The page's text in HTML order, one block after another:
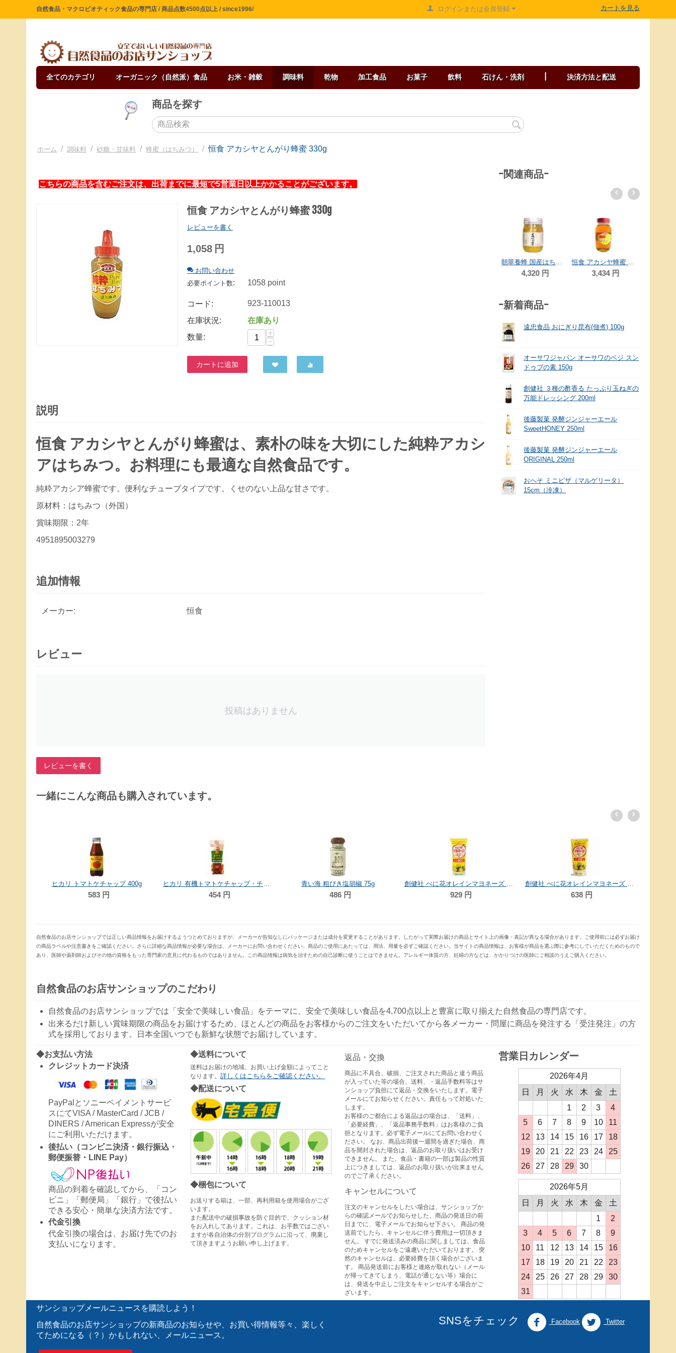
自然食品・マクロビオティック食品の専門店 / 商品点数4500点以上 / since1996/ ログインまたは会員登録 カートを見る
全てのカテゴリ オーガニック（自然派）食品 お米・雑穀 調味料 乾物 加工食品 お菓子 飲料 石けん・洗剤 決済方法と配送
商品を探す
ホーム / 調味料 / 砂糖・甘味料 / 蜂蜜（はちみつ） / 恒食 アカシヤとんがり蜂蜜 330g
こちらの商品を含むご注文は、出荷までに最短で5営業日以上かかることがございます。
恒食 アカシヤとんがり蜂蜜 330g
レビューを書く
1,058 円
お問い合わせ
必要ポイント数: 1058 point
コード:
923-110013
在庫状況:
在庫あり
数量:
+
−
カートに追加
説明
恒食 アカシヤとんがり蜂蜜は、素朴の味を大切にした純粋アカシ
アはちみつ。お料理にも最適な自然食品です。
純粋アカシア蜂蜜です。便利なチューブタイプです。くせのない上品な甘さです。
原材料：はちみつ（外国）
賞味期限：2年
4951895003279
追加情報
メーカー: 恒食
レビュー
投稿はありません
レビューを書く
-関連商品-
恒食 アカシヤ蜂蜜 1.2kg
3,434 円
4,300
-新着商品-
遠忠食品 おにぎり昆布(佃煮) 100g
オーサワジャパン オーサワのベジ スン
ドゥブの素 150g
創健社 ３種の酢香る たっぷり玉ねぎの
万能ドレッシング 200ml
後藤製菓 発酵ジンジャーエール
SweetHONEY 250ml
後藤製菓 発酵ジンジャーエール
ORIGINAL 250ml
おへそ ミニピザ（マルゲリータ）
15cm（冷凍）
一緒にこんな商品も購入されています。
454
青い海 粗びき塩胡椒 75g
486 929 638
ムソー 純正なたねサラダ油 600g
940
自然食品のお店サンショップでは正しい商品情報をお届けするようつとめておりますが、メーカーが告知なしにパッケージまたは成分を変更することがあります。したがって実際お届けの商品とサイト上の画像・表記が異なる場合があります。ご使用前には必ずお届け
の商品ラベルや注意書きをご確認ください。さらに詳細な商品情報が必要な場合は、メーカーにお問い合わせください。商品のご使用にあたっては、用法、用量を必ずご確認ください。当サイトの商品情報は、お客様が商品を選ぶ際に参考にしていただくためのもので
あり、医師や薬剤師およびその他の資格をもった専門家の意見に代わるものではありません。この商品情報は病気を治すための自己診断に使うことはできません。アレルギー体質の方、妊婦の方などは、かかりつけの医師にご相談のうえご購入ください。
自然食品のお店サンショップのこだわり
自然食品のお店サンショップでは「安全で美味しい食品」をテーマに、安全で美味しい食品を4,700点以上と豊富に取り揃えた自然食品の専門店です。
出来るだけ新しい賞味期限の商品をお届けするため、ほとんどの商品をお客様からのご注文をいただいてから各メーカー・問屋に商品を発注する「受注発注」の方
式を採用しております。日本全国いつでも新鮮な状態でお届けしています。
◆お支払い方法
クレジットカード決済
PayPalとソニーペイメントサービ
スにてVISA / MasterCard / JCB /
DINERS / American Expressが安全
にご利用いただけます。
後払い（コンビニ決済・銀行振込・
郵便振替・LINE Pay）
商品の到着を確認してから、「コン
ビニ」「郵便局」「銀行」で後払い
できる安心・簡単な決済方法です。
代金引換
代金引換の場合は、お届け先でのお
支払いになります。
◆送料について
送料はお届けの地域、お買い上げ金額によってこと
なります。詳しくはこちらをご確認ください。
◆配送について
◆梱包について
お送りする箱は、一部、再利用箱を使用場合がござ
います。
また配送中の破損事故を防ぐ目的で、クッション材
をお入れしてあります。これは、お手数ではござい
ますが各自治体の分別プログラムに沿って、廃棄し
て頂きますようお願い申し上げます。
返品・交換
商品に不具合、破損、ご注文された商品と違う商品
が入っていた等の場合、送料、・返品手数料等はサ
ンショップ負担にて返品・交換をいたします。電子
メールにてお知らせください。責任もって対処いた
します。
お客様のご都合による返品はの場合は、「送料」、
「必要経費」、「返品事務手数料」はお客様のご負
担となります。必ず電子メールにてお問い合わせく
ださい。 なお、商品出荷後一週間を過ぎた場合、商
品を開封された場合は、返品のお取り扱いはお受け
できません。 また、食品・書籍の一部は製品の性質
上につきましては、返品のお取り扱いが出来ません
のでご了承ください。
キャンセルについて
注文のキャンセルをしたい場合は、サンショップか
らの確認メールでお知らせした、商品の発送日の前
日までに、電子メールでお知らせ下さい。 商品の発
送前でしたら、キャンセルに伴う費用は一切頂きま
せん。 すでに発送済みの商品に関しましては、食品
のためキャンセルをご遠慮いただいております。 突
然のキャンセルは、必要経費を頂く場合がございま
す。 商品発送前にお客様と連絡が取れない（メール
が帰ってきてしまう、電話が通じない等）場合に
は、発送を中止しご注文をキャンセルする場合がご
ざいます。
営業日カレンダー
2026年4月
日
月 火 水 木 金
土
1
2 3
4
5
6 7 8 9 10
11
12
13 14 15 16 17
18
19
20 21 22 23 24
25
26
27 28 29 30
2026年5月
日
月 火 水 木 金
土
1
2
3
4 5 6 7 8
9
10
11 12 13 14 15
16
17
18 19 20 21 22
23
24
25 26 27 28 29
30
31
サンショップメールニュースを購読しよう！
自然食品のお店サンショップの新商品のお知らせや、お買い得情報等々、楽しく
てためになる（？）かもしれない、メールニュース。
SNSをチェック Facebook Twitter